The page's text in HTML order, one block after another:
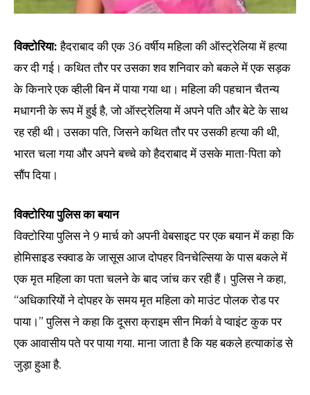
विक्टोरिया:हैदराबाद की एक 36 वर्षीय महिला की ऑस्ट्रेलिया में हत्या
कर दी गई। कथित तौर पर उसका शव शनिवार को बकले में एक सड़क
के किनारे एक व्हीली बिन में पाया गया था। महिला की पहचान चैतन्य
मधागनी के रूप में हुई है, जो ऑस्ट्रेलिया में अपने पति और बेटे के साथ
रह रही थी। उसका पति, जिसने कथित तौर पर उसकी हत्या की थी,
भारत चला गया और अपने बच्चे को हैदराबाद में उसके माता-पिता को
सौंप दिया।
विक्टोरिया पुलिस का बयान
विक्टोरिया पुलिस ने 9 मार्च को अपनी वेबसाइट पर एक बयान में कहा कि
होमिसाइड स्क्वाड के जासूस आज दोपहर विनचेल्सिया के पास बकले में
एक मृत महिला का पता चलने के बाद जांच कर रही हैं। पुलिस ने कहा,
“अधिकारियों ने दोपहर के समय मृत महिला को माउंट पोलक रोड पर
पाया।” पुलिस ने कहा कि दूसरा क्राइम सीन मिर्का वे प्वाइंट कुक पर
एक आवासीय पते पर पाया गया. माना जाता है कि यह बकले हत्याकांड से
जुड़ा हुआ है.